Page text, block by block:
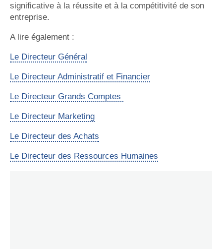
significative à la réussite et à la compétitivité de son
entreprise.
A lire également :
Le Directeur Général
Le Directeur Administratif et Financier
Le Directeur Grands Comptes
Le Directeur Marketing
Le Directeur des Achats
Le Directeur des Ressources Humaines